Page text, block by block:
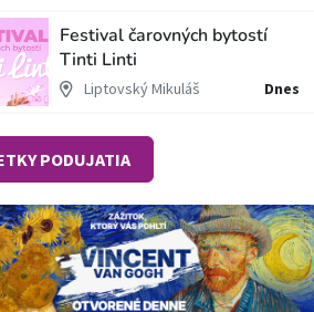
Festival čarovných bytostí
Tinti Linti
Liptovský Mikuláš Dnes
PODUJATIA